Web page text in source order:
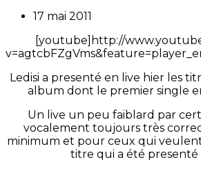
17 mai 2011
[youtube]http://
Ledisi a presenté en live hier les
album dont le premier single
Un live un peu faiblard par
vocalement toujours très
minimum et pour ceux qui
titre qui a été presenté